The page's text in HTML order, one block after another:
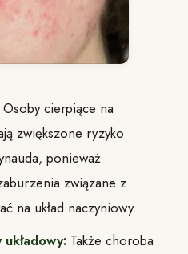
Osoby cierpiące na
zwiększone ryzyko
ponieważ
związane z
na układ naczyniowy.
Także choroba